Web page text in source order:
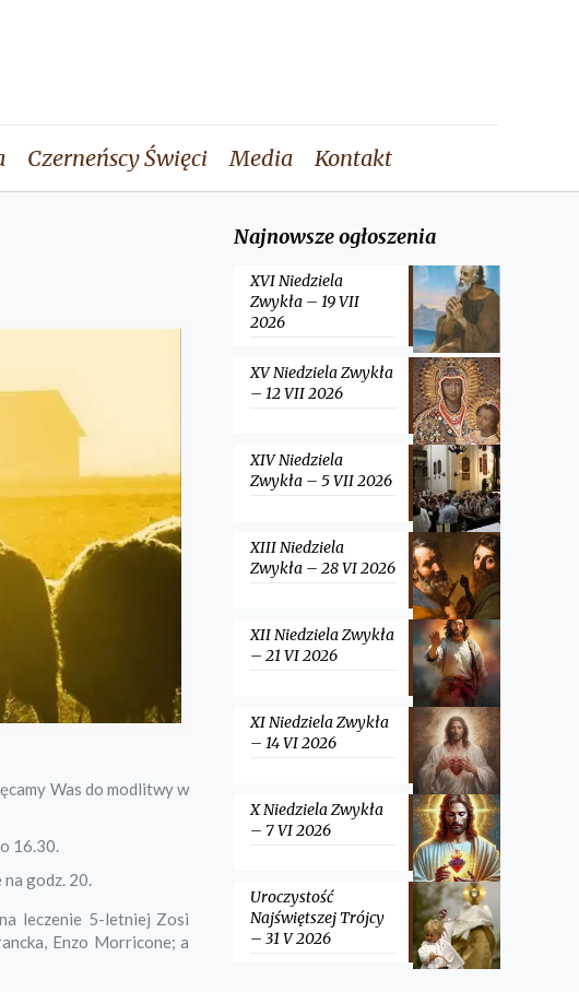
Czerneńscy Święci Media Kontakt
Was do modlitwy w
16.30.
na godz. 20.
leczenie 5-letniej Zosi
Enzo Morricone; a
Najnowsze ogłoszenia
XVI Niedziela
Zwykła – 19 VII
2026
XV Niedziela Zwykła
– 12 VII 2026
XIV Niedziela
Zwykła – 5 VII 2026
XIII Niedziela
Zwykła – 28 VI 2026
XII Niedziela Zwykła
– 21 VI 2026
XI Niedziela Zwykła
– 14 VI 2026
X Niedziela Zwykła
– 7 VI 2026
Uroczystość
Najświętszej Trójcy
– 31 V 2026